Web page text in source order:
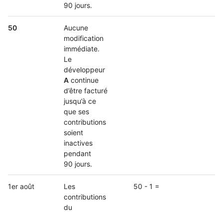
90 jours.
50
Aucune
modification
immédiate.
Le
développeur
A continue
d’être facturé
jusqu’à ce
que ses
contributions
soient
inactives
pendant
90 jours.
1er août
Les
contributions
du
50 - 1 =